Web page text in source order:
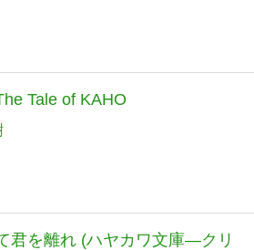
Tale of KAHO
君を離れ (ハヤカワ文庫―クリ